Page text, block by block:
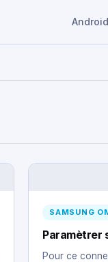
Android
SAMSUNG
Paramètrer
Pour ce